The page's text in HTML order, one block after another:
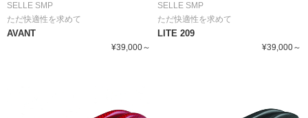
SELLE SMP
ただ快適性を求めて
AVANT
¥39,000～
SELLE SMP
ただ快適性を求めて
LITE 209
¥39,000～